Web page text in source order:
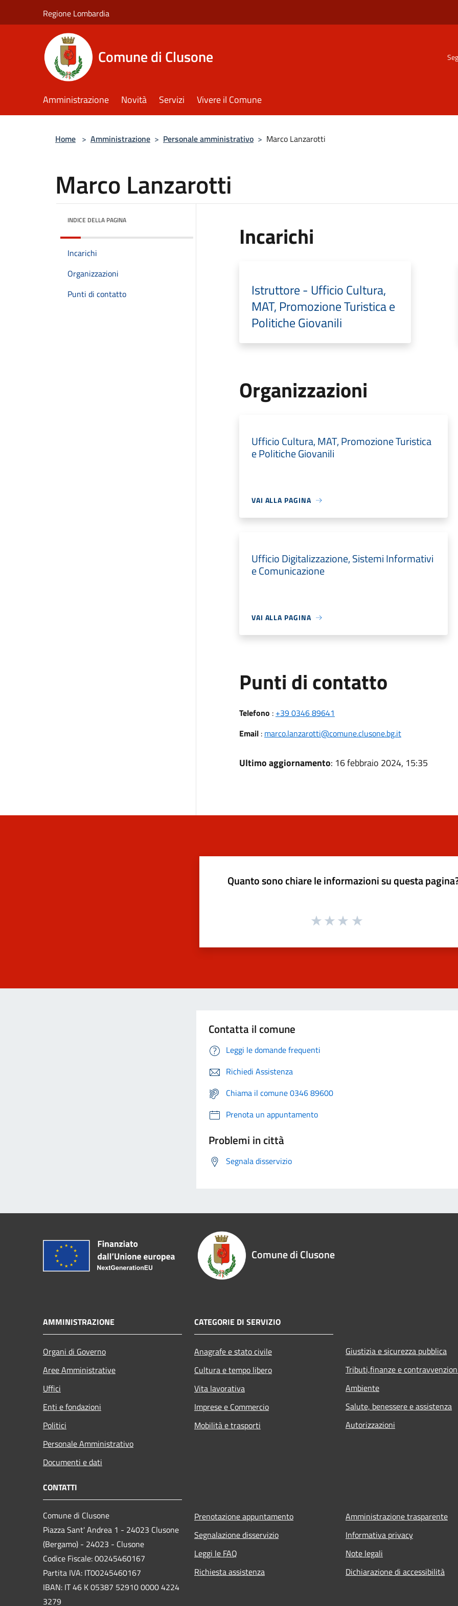
Regione Lombardia
Comune di Clusone
Amministrazione Novità Servizi Vivere il Comune
Home > Amministrazione > Personale amministrativo > Marco Lanzarotti
Marco Lanzarotti
INDICE DELLA PAGINA
Incarichi
Organizzazioni
Punti di contatto
Incarichi
Istruttore - Ufficio Cultura,
MAT, Promozione Turistica e
Politiche Giovanili
Organizzazioni
Ufficio Cultura, MAT, Promozione Turistica
e Politiche Giovanili
VAI ALLA PAGINA
Ufficio Digitalizzazione, Sistemi Informativi
e Comunicazione
VAI ALLA PAGINA
Punti di contatto
Telefono : +39 0346 89641
Email: marco.lanzarotti@comune.clusone.bg.it
Ultimo aggiornamento: 16 febbraio 2024, 15:35
Quanto sono chiare le informazioni su questa
Contatta il comune
Leggi le domande frequenti
Richiedi Assistenza
Chiama il comune 0346 89600
Prenota un appuntamento
Problemi in città
Segnala disservizio
Comune di Clusone
AMMINISTRAZIONE
Organi di Governo
Aree Amministrative
Uffici
Enti e fondazioni
Politici
Personale Amministrativo
Documenti e dati
CATEGORIE DI SERVIZIO
Anagrafe e stato civile
Cultura e tempo libero
Vita lavorativa
Imprese e Commercio
Mobilità e trasporti
Giustizia e sicurezza pubblica
Tributi,finanze e
Ambiente
Salute, benessere e assistenza
Autorizzazioni
CONTATTI
Comune di Clusone
Piazza Sant' Andrea 1 - 24023 Clusone
(Bergamo) - 24023 - Clusone
Codice Fiscale: 00245460167
Partita IVA: IT00245460167
IBAN: IT 46 K 05387 52910 0000 4224
3279
Prenotazione appuntamento
Segnalazione disservizio
Leggi le FAQ
Richiesta assistenza
Amministrazione trasparente
Informativa privacy
Note legali
Dichiarazione di accessibilità